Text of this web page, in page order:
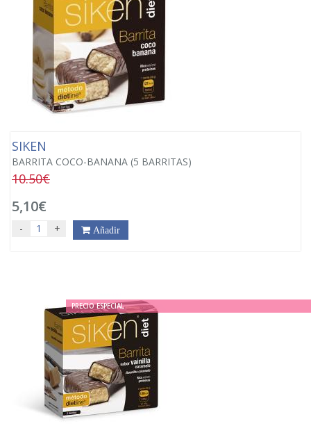
SIKEN
BARRITA COCO-BANANA (5 BARRITAS)
10.50€
5,10€
- + Añadir
PRECIO ESPECIAL